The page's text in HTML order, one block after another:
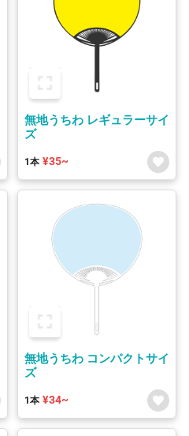
無地うちわ レギュラーサイ
ズ
1本 ¥35~
無地うちわ コンパクトサイ
ズ
1本 ¥34~